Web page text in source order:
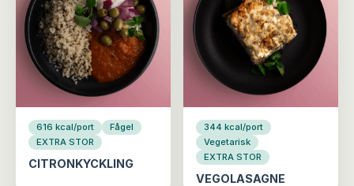
616 kcal/port
Fågel
EXTRA STOR
CITRONKYCKLING
344 kcal/port
Vegetarisk
EXTRA STOR
VEGOLASAGNE